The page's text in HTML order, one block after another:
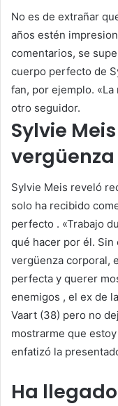
No es de extrañar
años estén
comentarios, se
cuerpo perfecto de
fan, por ejemplo.
otro seguidor.
Sylvie
vergüenza
Sylvie Meis reveló
solo ha recibido
perfecto . «Trabajo
qué hacer por él.
vergüenza corporal,
perfecta y querer
enemigos , el ex de
Vaart (38) pero no
mostrarme que
enfatizó la
Ha